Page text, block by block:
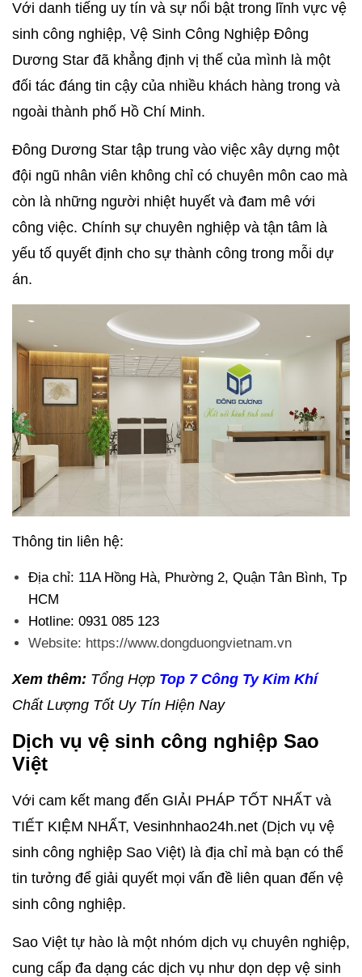
Với danh tiếng uy tín và sự nổi bật trong lĩnh vực vệ
sinh công nghiệp, Vệ Sinh Công Nghiệp Đông
Dương Star đã khẳng định vị thế của mình là một
đối tác đáng tin cậy của nhiều khách hàng trong và
ngoài thành phố Hồ Chí Minh.
Đông Dương Star tập trung vào việc xây dựng một
đội ngũ nhân viên không chỉ có chuyên môn cao mà
còn là những người nhiệt huyết và đam mê với
công việc. Chính sự chuyên nghiệp và tận tâm là
yếu tố quyết định cho sự thành công trong mỗi dự
án.
Thông tin liên hệ:
Địa chỉ: 11A Hồng Hà, Phường 2, Quận Tân Bình, Tp
HCM
Hotline: 0931 085 123
Website: https://www.dongduongvietnam.vn
Xem thêm: Tổng Hợp Top 7 Công Ty Kim Khí
Chất Lượng Tốt Uy Tín Hiện Nay
Dịch vụ vệ sinh công nghiệp Sao
Việt
Với cam kết mang đến GIẢI PHÁP TỐT NHẤT và
TIẾT KIỆM NHẤT, Vesinhnhao24h.net (Dịch vụ vệ
sinh công nghiệp Sao Việt) là địa chỉ mà bạn có thể
tin tưởng để giải quyết mọi vấn đề liên quan đến vệ
sinh công nghiệp.
Sao Việt tự hào là một nhóm dịch vụ chuyên nghiệp,
cung cấp đa dạng các dịch vụ như dọn dẹp vệ sinh